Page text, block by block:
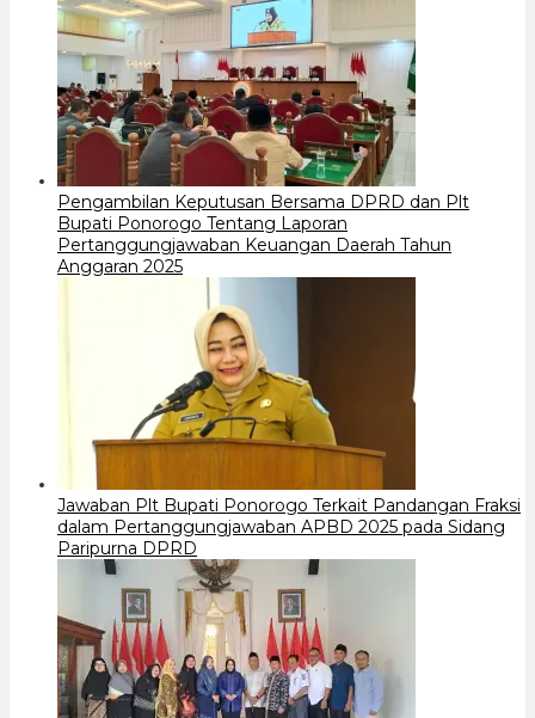
Pengambilan Keputusan Bersama DPRD dan Plt
Bupati Ponorogo Tentang Laporan
Pertanggungjawaban Keuangan Daerah Tahun
Anggaran 2025
Jawaban Plt Bupati Ponorogo Terkait Pandangan Fraksi
dalam Pertanggungjawaban APBD 2025 pada Sidang
Paripurna DPRD